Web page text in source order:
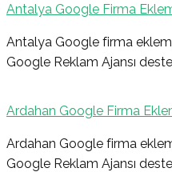
Antalya Google Firma
Antalya Google firma
Google Reklam Ajansı
Ardahan Google Firma
Ardahan Google firma
Google Reklam Ajansı